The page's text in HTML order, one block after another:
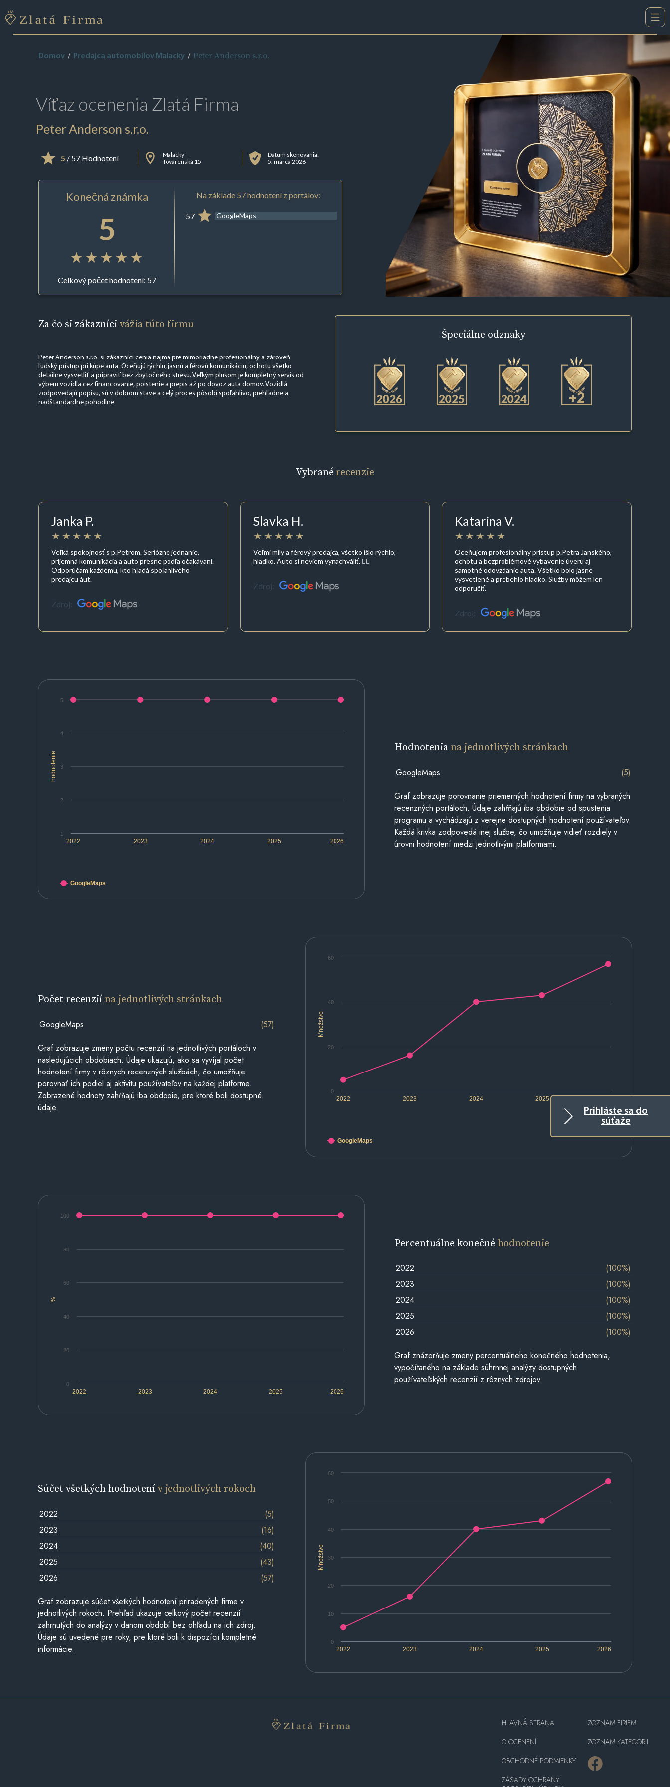
Prihláste sa do
súťaže
Domov Predajca automobilov Malacky Peter Anderson s.r.o.
Víťaz ocenenia Zlatá Firma
Peter Anderson s.r.o.
5 / 57 Hodnotení
Malacky
Továrenská 15
Dátum skenovania:
5. marca 2026
Konečná známka
5
Celkový počet hodnotení: 57
Na základe 57 hodnotení z portálov:
57 GoogleMaps
Za čo si zákaznícivážia túto firmu
Peter Anderson s.r.o. si zákazníci cenia najmä pre mimoriadne profesionálny a zároveň
ľudský prístup pri kúpe auta. Oceňujú rýchlu, jasnú a férovú komunikáciu, ochotu všetko
detailne vysvetliť a pripraviť bez zbytočného stresu. Veľkým plusom je kompletný servis od
výberu vozidla cez financovanie, poistenie a prepis až po dovoz auta domov. Vozidlá
zodpovedajú popisu, sú v dobrom stave a celý proces pôsobí spoľahlivo, prehľadne a
nadštandardne pohodlne.
Špeciálne odznaky
+2
Vybrané recenzie
Janka P.
Veľká spokojnosť s p.Petrom. Seriózne jednanie,
príjemná komunikácia a auto presne podľa očakávaní.
Odporúčam každému, kto hľadá spoľahlivého
predajcu áut.
Zdroj:
Slavka H.
Veľmi mily a férový predajca, všetko išlo rýchlo,
hladko. Auto si neviem vynachváliť. 👌🏻
Zdroj:
Katarína V.
Oceňujem profesionálny prístup p.Petra Janského,
ochotu a bezproblémové vybavenie úveru aj
samotné odovzdanie auta. Všetko bolo jasne
vysvetlené a prebehlo hladko. Služby môžem len
odporučiť.
Zdroj:
hodnotenie
2022 2023 2024 2025 2026
1
2
3
4
5
GoogleMaps
Hodnoteniana jednotlivých stránkach
GoogleMaps (5)
Graf zobrazuje porovnanie priemerných hodnotení firmy na vybraných
recenzných portáloch. Údaje zahŕňajú iba obdobie od spustenia
programu a vychádzajú z verejne dostupných hodnotení používateľov.
Každá krivka zodpovedá inej službe, čo umožňuje vidieť rozdiely v
úrovni hodnotení medzi jednotlivými platformami.
Množstvo
2022 2023 2024 2025
0
20
40
60
GoogleMaps
Počet recenziína jednotlivých stránkach
GoogleMaps (57)
Graf zobrazuje zmeny počtu recenzií na jednotlivých portáloch v
nasledujúcich obdobiach. Údaje ukazujú, ako sa vyvíjal počet
hodnotení firmy v rôznych recenzných službách, čo umožňuje
porovnať ich podiel aj aktivitu používateľov na každej platforme.
Zobrazené hodnoty zahŕňajú iba obdobie, pre ktoré boli dostupné
údaje.
%
2022 2023 2024 2025 2026
0
20
40
60
80
100
Percentuálne konečnéhodnotenie
2022
(100%)
2023
(100%)
2024
(100%)
2025
(100%)
2026
(100%)
Graf znázorňuje zmeny percentuálneho konečného hodnotenia,
vypočítaného na základe súhrnnej analýzy dostupných
používateľských recenzií z rôznych zdrojov.
Množstvo
2022 2023 2024 2025 2026
0
10
20
30
40
50
60
Súčet všetkých hodnotenív jednotlivých rokoch
2022
(5)
2023
(16)
2024
(40)
2025
(43)
2026
(57)
Graf zobrazuje súčet všetkých hodnotení priradených firme v
jednotlivých rokoch. Prehľad ukazuje celkový počet recenzií
zahrnutých do analýzy v danom období bez ohľadu na ich zdroj.
Údaje sú uvedené pre roky, pre ktoré boli k dispozícii kompletné
informácie.
HLAVNÁ STRANA
O OCENENÍ
OBCHODNÉ PODMIENKY
ZÁSADY OCHRANY
ZOZNAM FIRIEM
ZOZNAM KATEGÓRII